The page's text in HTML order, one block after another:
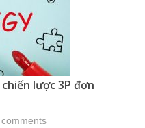
lược 3P đơn